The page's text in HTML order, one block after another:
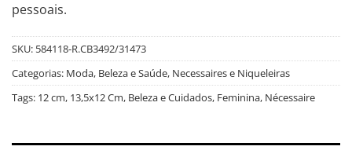
pessoais.
SKU: 584118-R.CB3492/31473
Categorias: Moda, Beleza e Saúde, Necessaires e Niqueleiras
Tags: 12 cm, 13,5x12 Cm, Beleza e Cuidados, Feminina, Nécessaire